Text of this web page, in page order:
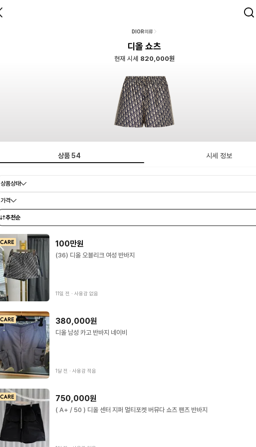
DIOR의류
디올 쇼츠
현재 시세 820,000원
상품54 시세 정보
상품상태
가격
추천순
100만원
(36) 디올 오블리크 여성 반바지
11일 전 ∙ 사용감 없음
380,000원
디올 남성 카고 반바지 네이비
1달 전 ∙ 사용감 적음
750,000원
( A+ / 50 ) 디올 센터 지퍼 멀티포켓 버뮤다 쇼츠 팬츠 반바지